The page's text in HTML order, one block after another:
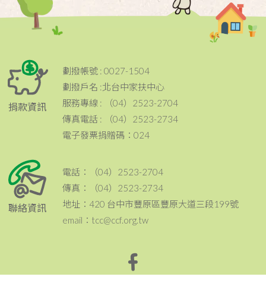
捐款資訊
劃撥帳號 : 0027-1504
劃撥戶名 :北台中家扶中心
服務專線 : （04）2523-2704
傳真電話 : （04）2523-2734
電子發票捐贈碼：024
聯絡資訊
電話：（04）2523-2704
傳真：（04）2523-2734
地址：420 台中市豐原區豐原大道三段199號
email：tcc@ccf.org.tw